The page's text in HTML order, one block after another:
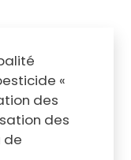
«
des
des
de